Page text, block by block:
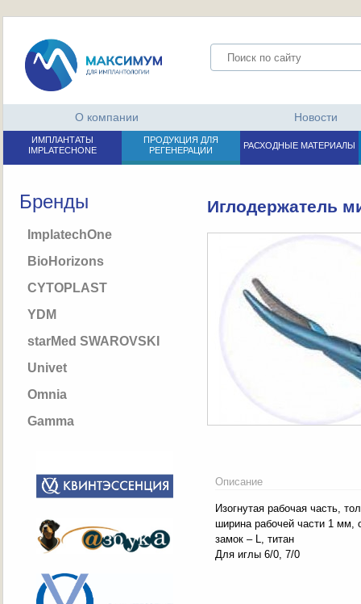
О компании Новости
ИМПЛАНТАТЫ
IMPLATECHONE
ПРОДУКЦИЯ ДЛЯ
РЕГЕНЕРАЦИИ
РАСХОДНЫЕ МАТЕРИАЛЫ
Бренды
ImplatechOne
BioHorizons
CYTOPLAST
YDM
starMed SWAROVSKI
Univet
Omnia
Gamma
Иглодержатель
Описание
Изогнутая рабочая часть,
ширина рабочей части 1
замок – L, титан
Для иглы 6/0, 7/0